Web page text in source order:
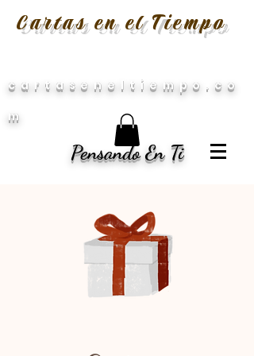
Pensando En Ti
Cartas en el Tiempo
cartaseneltiempo.co
m